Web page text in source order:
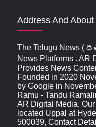
Address And
The Telugu News ( ది
News Platforms . AR
Provides News
Founded in 2020
by Google in
Ramu - Tandu
AR Digital Media.
located Uppal at
500039, Contact